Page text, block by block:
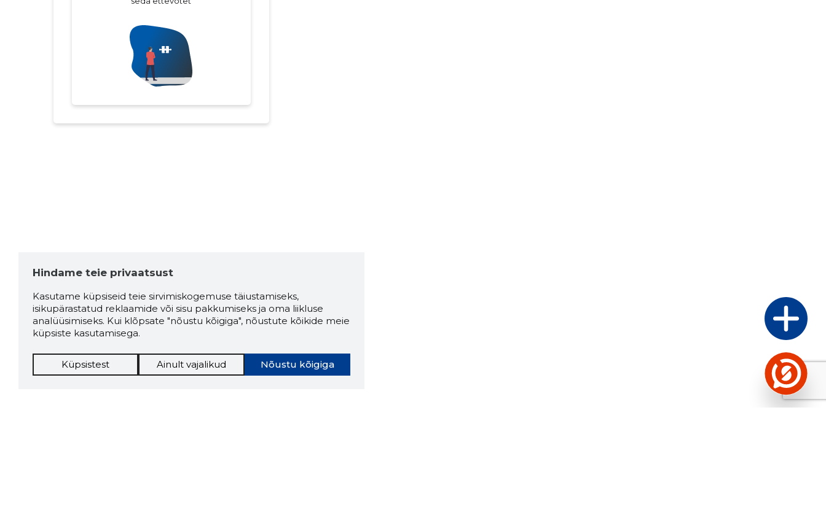
Hindame teie privaatsust
Kasutame küpsiseid teie sirvimiskogemuse täiustamiseks,
isikupärastatud reklaamide või sisu pakkumiseks ja oma liikluse
analüüsimiseks. Kui klõpsate "nõustu kõigiga", nõustute kõikide meie
küpsiste kasutamisega.
Nõustu kõigiga
Küpsistest Ainult vajalikud